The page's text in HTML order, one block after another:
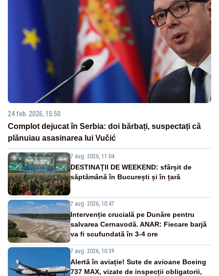
24 feb. 2026, 15:50
Complot dejucat în Serbia: doi bărbați, suspectați că
plănuiau asasinarea lui Vučić
7 aug. 2026, 11:04
DESTINAȚII DE WEEKEND: sfârșit de
săptămână în București și în țară
7 aug. 2026, 10:47
Intervenție crucială pe Dunăre pentru
salvarea Cernavodă. ANAR: Fiecare barjă
va fi scufundată în 3-4 ore
7 aug. 2026, 10:39
Alertă în aviație! Sute de avioane Boeing
737 MAX, vizate de inspecții obligatorii,